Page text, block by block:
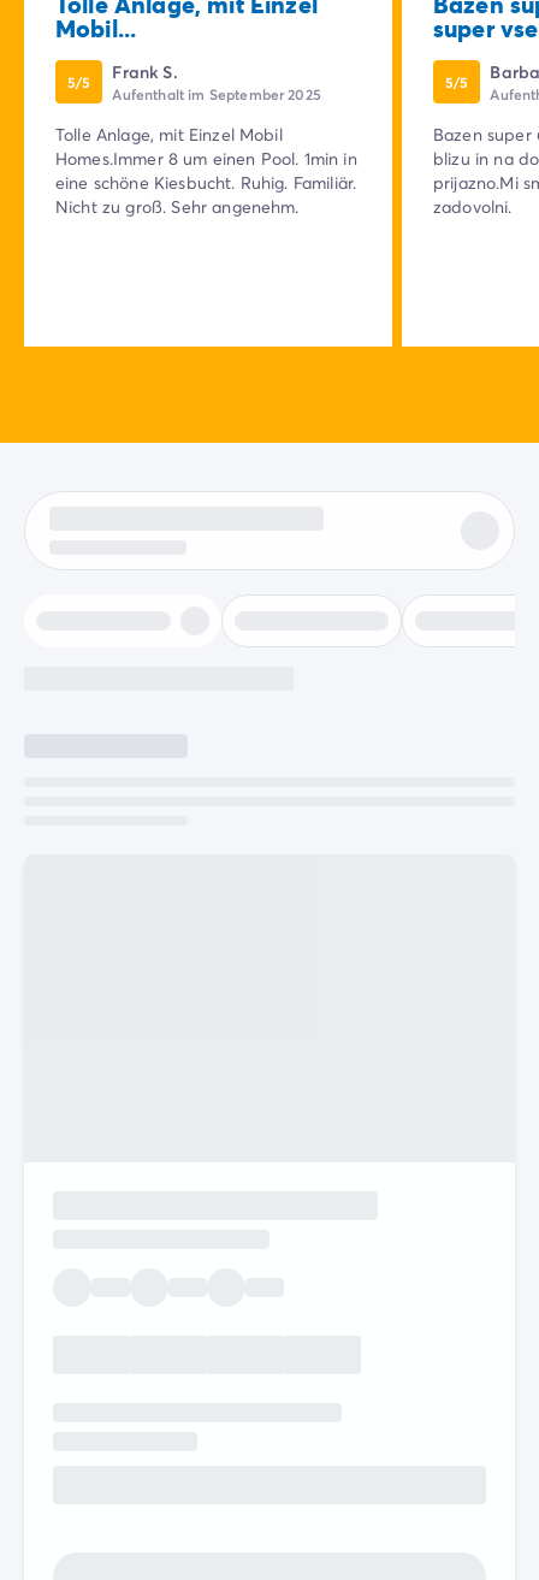
Mobil...
5/5 Frank S.
Aufenthalt im September 2025
Tolle Anlage, mit Einzel Mobil
Homes.Immer 8 um einen Pool. 1min in
eine schöne Kiesbucht. Ruhig. Familiär.
Nicht zu groß. Sehr angenehm.
super
5/5
Bazen super
blizu in na
prijazno.Mi
zadovolni.